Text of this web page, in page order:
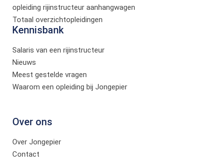
opleiding rijinstructeur aanhangwagen
Totaal overzichtopleidingen
Kennisbank
Salaris van een rijinstructeur
Nieuws
Meest gestelde vragen
Waarom een opleiding bij Jongepier
Over ons
Over Jongepier
Contact